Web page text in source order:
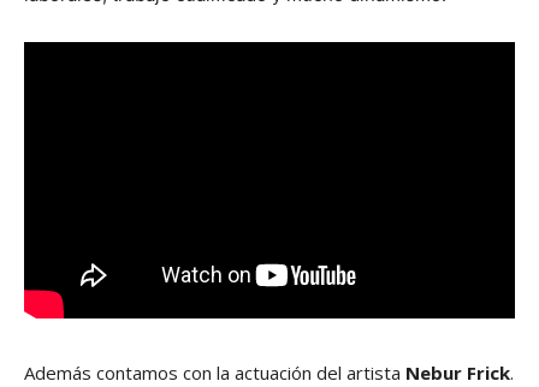
Además contamos con la actuación del artista Nebur Frick.